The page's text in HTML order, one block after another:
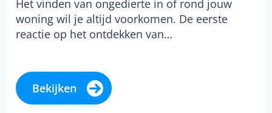
Het vinden van ongedierte in of rond jouw
woning wil je altijd voorkomen. De eerste
reactie op het ontdekken van…
Bekijken